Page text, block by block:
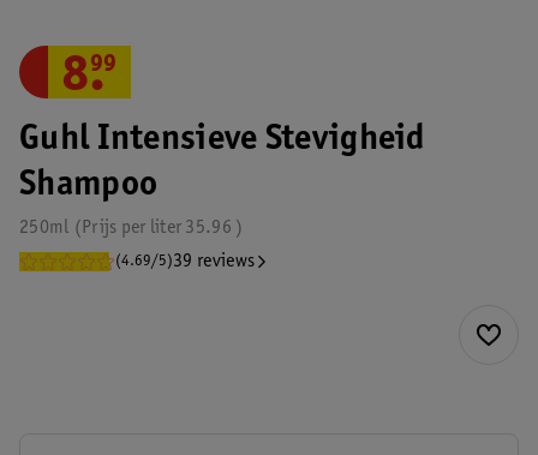
Guhl Intensieve Stevigheid
Shampoo
250ml 35.96
Prijs per liter
(4.69/5)39 reviews
8.
99